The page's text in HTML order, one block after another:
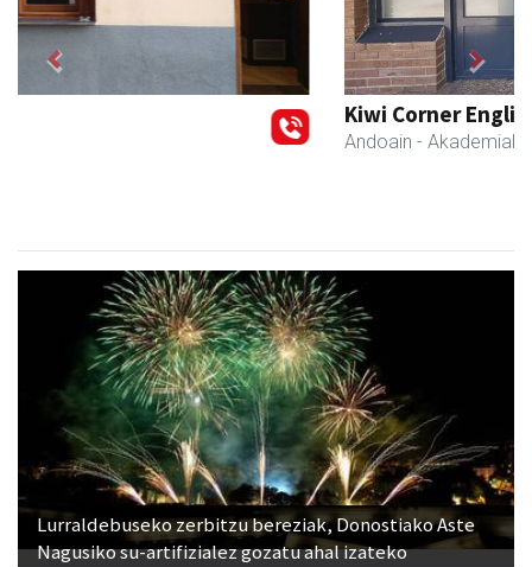
Previous Next
Lurraldebuseko zerbitzu bereziak, Donostiako Aste
Nagusiko su-artifizialez gozatu ahal izateko